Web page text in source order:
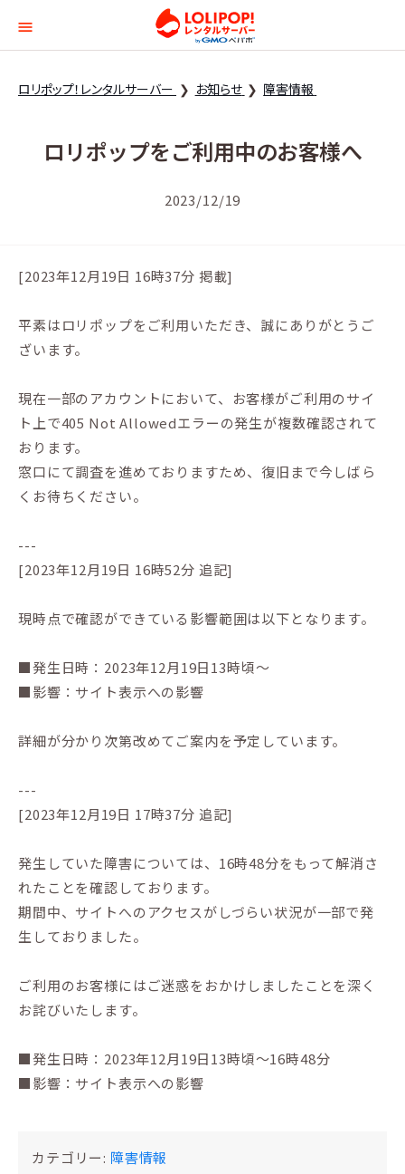
ロリポップ！レンタル
ロリポップ！レンタルサーバー お知らせ 障害情報
ロリポップをご利用中のお客様へ
2023/12/19
[2023年12月19日 16時37分 掲載]
平素はロリポップをご利用いただき、誠にありがとうご
ざいます。
現在一部のアカウントにおいて、お客様がご利用のサイ
ト上で405 Not Allowedエラーの発生が複数確認されて
おります。
窓口にて調査を進めておりますため、復旧まで今しばら
くお待ちください。
---
[2023年12月19日 16時52分 追記]
現時点で確認ができている影響範囲は以下となります。
■発生日時：2023年12月19日13時頃～
■影響：サイト表示への影響
詳細が分かり次第改めてご案内を予定しています。
---
[2023年12月19日 17時37分 追記]
発生していた障害については、16時48分をもって解消さ
れたことを確認しております。
期間中、サイトへのアクセスがしづらい状況が一部で発
生しておりました。
ご利用のお客様にはご迷惑をおかけしましたことを深く
お詫びいたします。
■発生日時：2023年12月19日13時頃～16時48分
■影響：サイト表示への影響
カテゴリー: 障害情報